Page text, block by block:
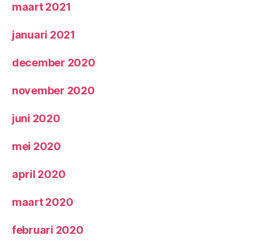
maart 2021
januari 2021
december 2020
november 2020
juni 2020
mei 2020
april 2020
maart 2020
februari 2020